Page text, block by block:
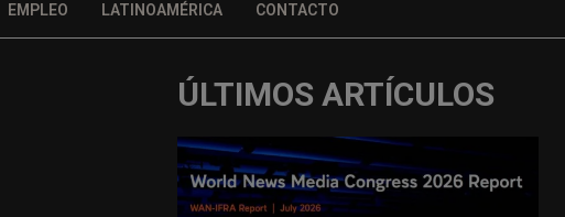
EMPLEO LATINOAMÉRICA CONTACTO
ÚLTIMOS ARTÍCULOS